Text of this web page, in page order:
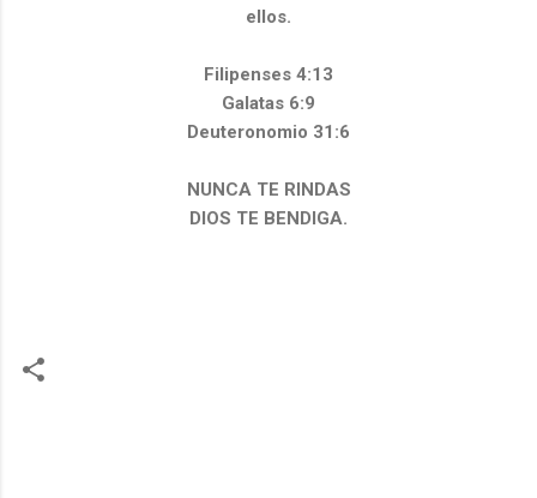
ellos.
Filipenses 4:13
Galatas 6:9
Deuteronomio 31:6
NUNCA TE RINDAS
DIOS TE BENDIGA.